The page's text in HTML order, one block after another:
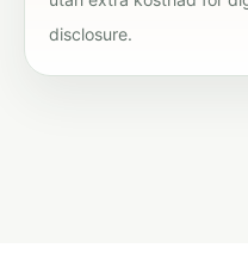
disclosure.